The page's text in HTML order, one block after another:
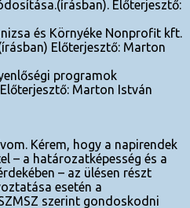
Előterjesztő:
és Környéke Nonprofit kft.
Előterjesztő: Marton
programok
Marton István
Kérem, hogy a napirendek
– a határozatképesség és a
– az ülésen részt
esetén a
szerint gondoskodni